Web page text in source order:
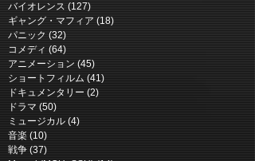
バイオレンス (127)
ギャング・マフィア (18)
パニック (32)
コメディ (64)
アニメーション (45)
ショートフィルム (41)
ドキュメンタリー (2)
ドラマ (50)
ミュージカル (4)
音楽 (10)
戦争 (37)